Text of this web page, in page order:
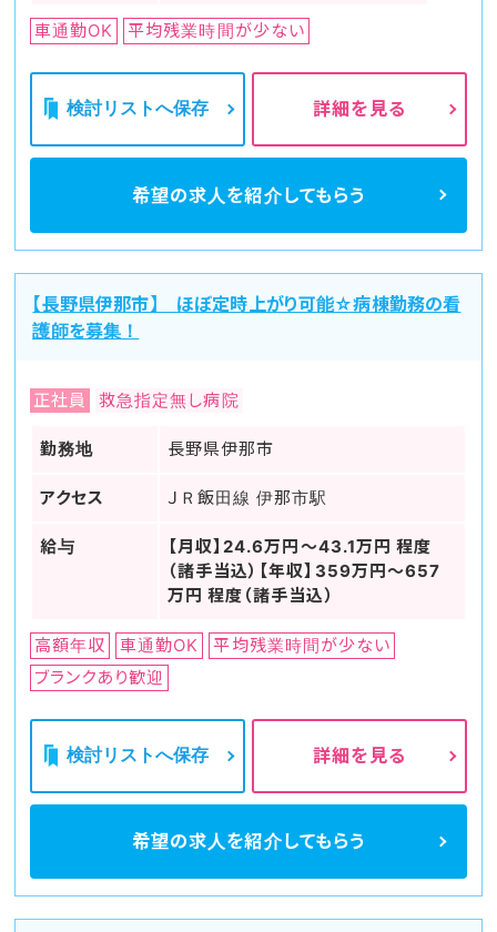
車通勤OK 平均残業時間が少ない
検討リストへ保存 詳細を見る
希望の求人を紹介してもらう
【長野県伊那市】 ほぼ定時上がり可能☆病棟勤務の看
護師を募集！
正社員 救急指定無し病院
勤務地 長野県伊那市
アクセス ＪＲ飯田線 伊那市駅
給与
【月収】24.6万円～43.1万円 程度
（諸手当込）【年収】359万円～657
万円 程度（諸手当込）
高額年収 車通勤OK
平均残業時間が少ない
ブランクあり歓迎
検討リストへ保存 詳細を見る
希望の求人を紹介してもらう